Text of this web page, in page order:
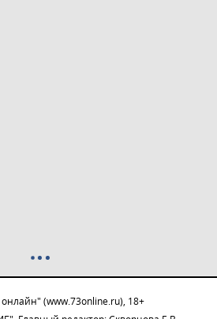
(www.73online.ru), 18+